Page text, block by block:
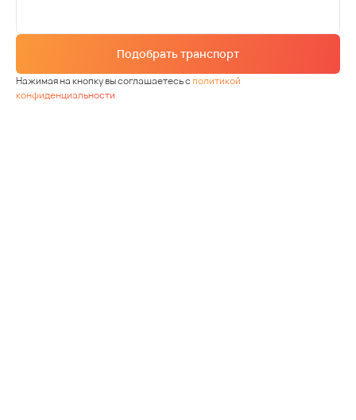
Подобрать транспорт
Нажимая на кнопку вы соглашаетесь сполитикой
конфиденциальности